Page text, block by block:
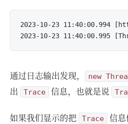
2023-10-23 11:40:00.994
通过日志输出发现， new
出
Trace 信息，也就是说
如果我们显示的把 Trace
信